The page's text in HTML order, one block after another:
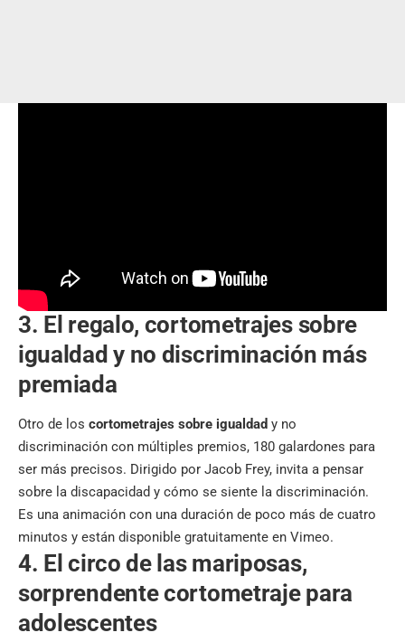
3. El regalo, cortometrajes sobre
igualdad y no discriminación más
premiada
Otro de los cortometrajes sobre igualdad y no
discriminación con múltiples premios, 180 galardones para
ser más precisos. Dirigido por Jacob Frey, invita a pensar
sobre la discapacidad y cómo se siente la discriminación.
Es una animación con una duración de poco más de cuatro
minutos y están disponible gratuitamente en Vimeo.
4. El circo de las mariposas,
sorprendente cortometraje para
adolescentes